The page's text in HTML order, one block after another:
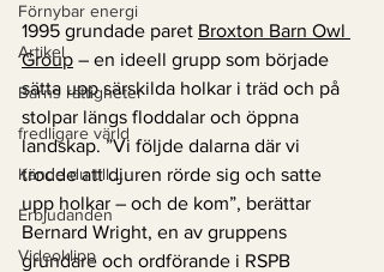
Förnybar energi
Artikel
Barns rättigheter
fredligare värld
Kände du till....
Erbjudanden
Videoklipp
1995 grundade paret Broxton Barn Owl
Group – en ideell grupp som började
sätta upp särskilda holkar i träd och på
stolpar längs floddalar och öppna
landskap. ”Vi följde dalarna där vi
trodde att djuren rörde sig och satte
upp holkar – och de kom”, berättar
Bernard Wright, en av gruppens
grundare och ordförande i RSPB